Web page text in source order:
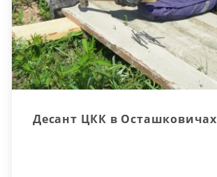
Десант ЦКК в Осташковичах